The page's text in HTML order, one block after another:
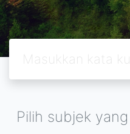
Pilih subjek